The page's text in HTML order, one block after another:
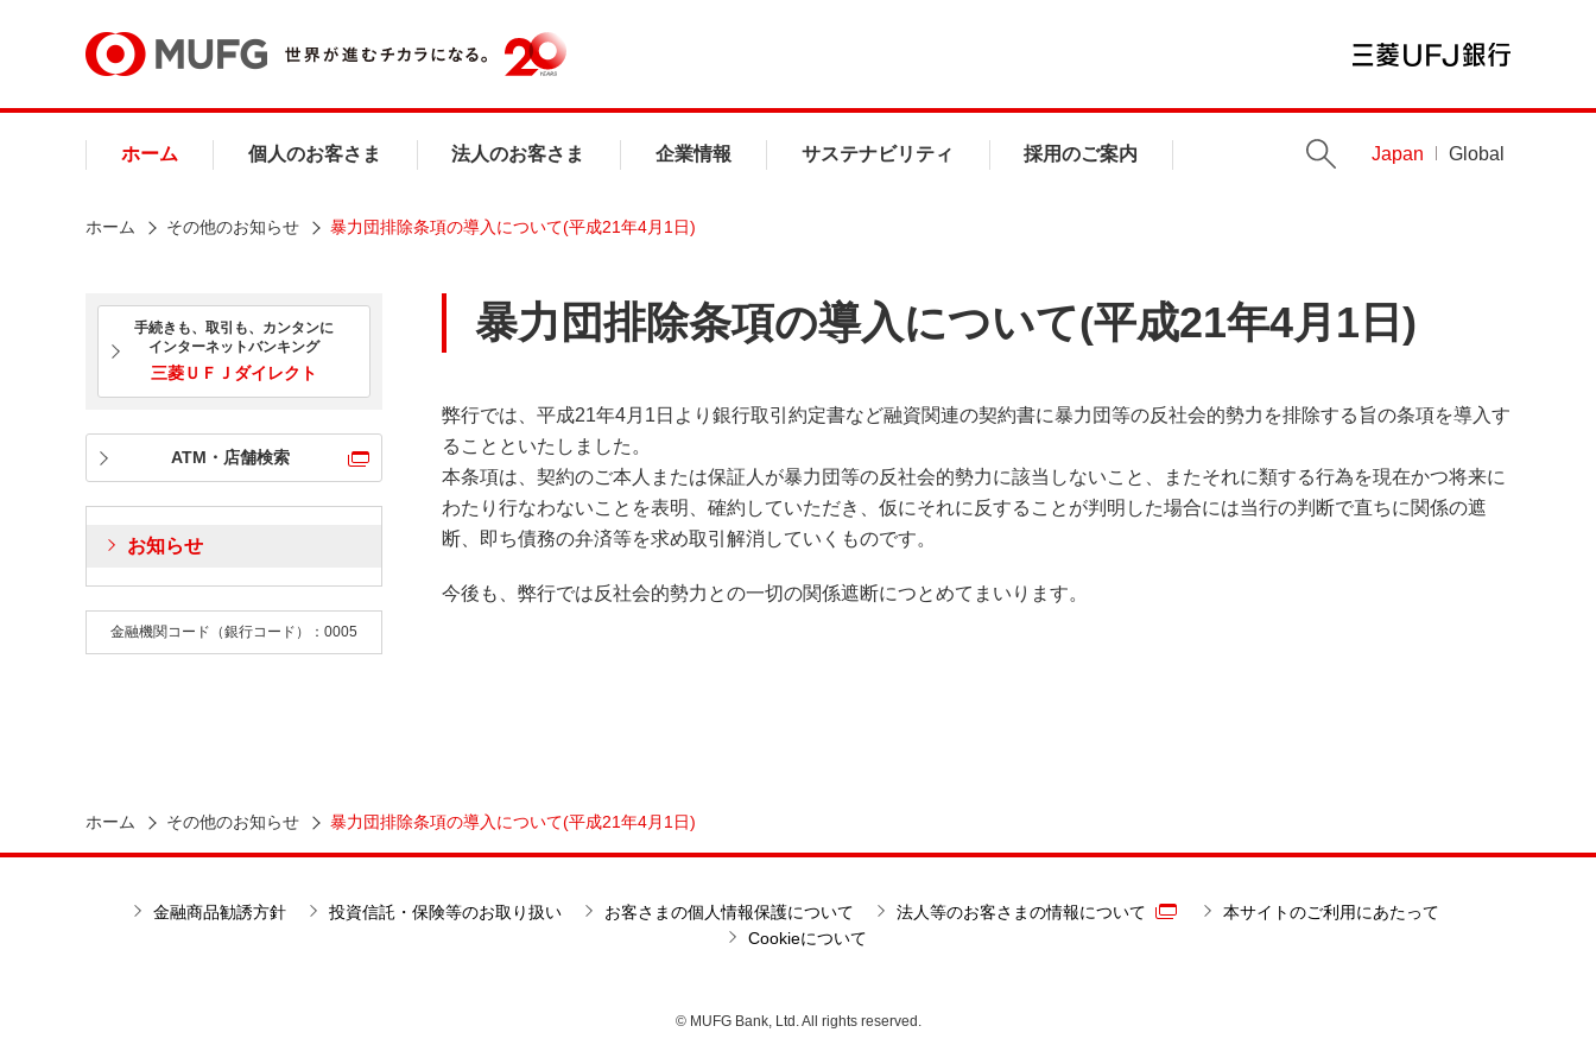
ホーム 個人のお客さま 法人のお客さま 企業情報 サステナビリティ 採用のご案内 Japan Global
ホーム その他のお知らせ 暴力団排除条項の導入について(平成21年4月1日)
手続きも、取引も、カンタンに
インターネットバンキング
三菱ＵＦＪダイレクト
ATM・店舗検索
お知らせ
金融機関コード（銀行コード）：0005
暴力団排除条項の導入について(平成21年4月1日)
弊行では、平成21年4月1日より銀行取引約定書など融資関連の契約書に暴力団等の反社会的勢力を排除する旨の条項を導入す
ることといたしました。
本条項は、契約のご本人または保証人が暴力団等の反社会的勢力に該当しないこと、またそれに類する行為を現在かつ将来に
わたり行なわないことを表明、確約していただき、仮にそれに反することが判明した場合には当行の判断で直ちに関係の遮
断、即ち債務の弁済等を求め取引解消していくものです。
今後も、弊行では反社会的勢力との一切の関係遮断につとめてまいります。
ホーム その他のお知らせ 暴力団排除条項の導入について(平成21年4月1日)
金融商品勧誘方針 投資信託・保険等のお取り扱い お客さまの個人情報保護について 法人等のお客さまの情報について
本サイトのご利用にあたって
Cookieについて
© MUFG Bank, Ltd. All rights reserved.